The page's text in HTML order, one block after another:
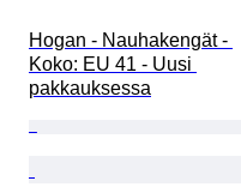
Hogan - Nauhakengät -
Koko: EU 41 - Uusi
pakkauksessa